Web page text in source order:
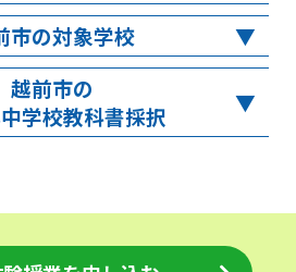
市の対象学校
越前市の
学校教科書採択